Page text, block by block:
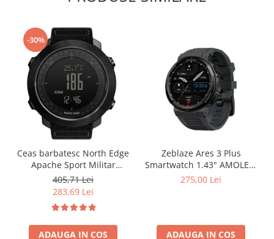
-30%
Ceas barbatesc North Edge
Apache Sport Militar
Altimetru Busola
Temperatura Barometru
Alarma Negru
405,71 Lei
283,69 Lei
ADAUGA IN COS
Zeblaze Ares 3 Plus
Smartwatch 1.43" AMOLED,
Voice Call, 3D Health
275,00 Lei
ADAUGA IN COS